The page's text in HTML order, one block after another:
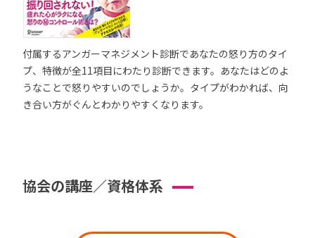
付属するアンガーマネジメント診断であなたの怒り方のタイ
プ、特徴が全11項目にわたり診断できます。あなたはどのよ
うなことで怒りやすいのでしょうか。タイプがわかれば、向
き合い方がぐんとわかりやすくなります。
協会の講座／資格体系